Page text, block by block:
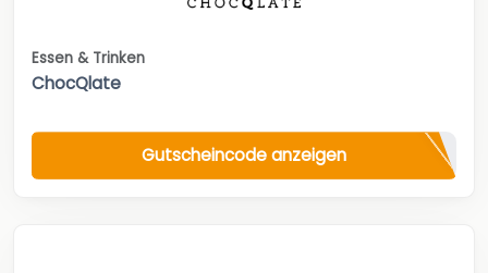
Essen & Trinken
ChocQlate
Gutscheincode anzeigen